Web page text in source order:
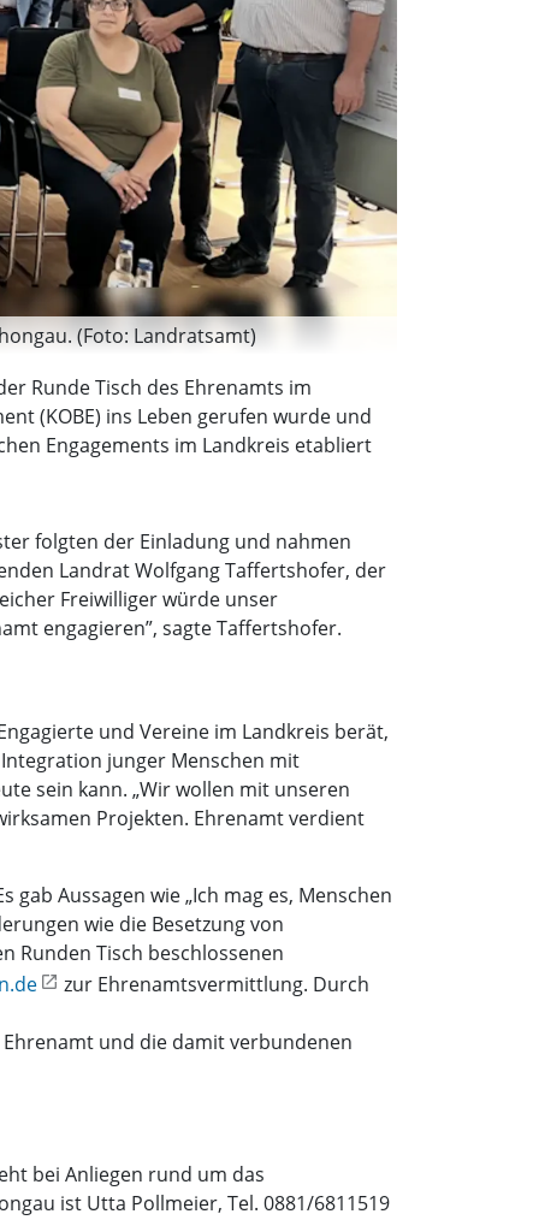
(Foto: Landratsamt)
Runde Tisch des Ehrenamts im
(KOBE) ins Leben gerufen wurde und
Engagements im Landkreis etabliert
folgten der Einladung und nahmen
Landrat Wolfgang Taffertshofer, der
Freiwilliger würde unser
engagieren”, sagte Taffertshofer.
und Vereine im Landkreis berät,
junger Menschen mit
sein kann. „Wir wollen mit unseren
Projekten. Ehrenamt verdient
Aussagen wie „Ich mag es, Menschen
wie die Besetzung von
Runden Tisch beschlossenen
zur Ehrenamtsvermittlung. Durch
und die damit verbundenen
bei Anliegen rund um das
ist Utta Pollmeier, Tel. 0881/6811519